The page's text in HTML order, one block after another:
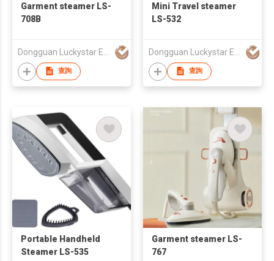
Garment steamer LS-
708B
查詢
Mini Travel steamer
LS-532
查詢
Portable Handheld
Steamer LS-535
Garment steamer LS-
767